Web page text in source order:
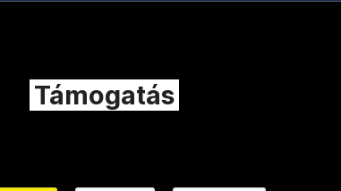
Támogatás